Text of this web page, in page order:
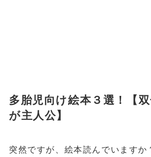
多胎児向け絵本３選！【
が主人公】
突然ですが、絵本読んでいますか